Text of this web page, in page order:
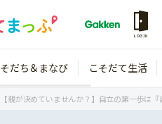
LOGIN
そだち＆まなび こそだて生活
【親が決めていませんか？】自立の第一歩は